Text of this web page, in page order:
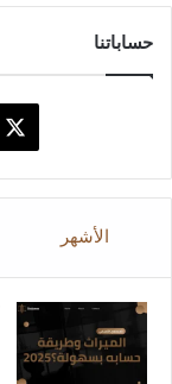
حساباتنا
الأشهر